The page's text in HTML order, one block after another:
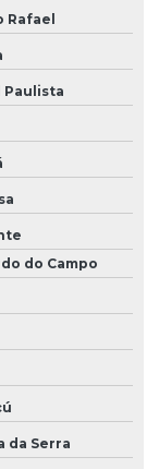
Rafael
Paulista
do Campo
da Serra